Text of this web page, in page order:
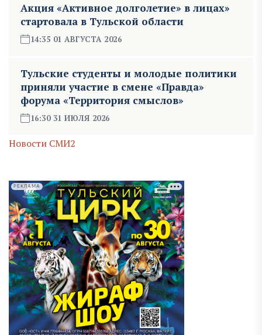
Акция «Активное долголетие» в лицах»
стартовала в Тульской области
14:35 01 АВГУСТА 2026
Тульские студенты и молодые политики
приняли участие в смене «Правда»
форума «Территория смыслов»
16:30 31 ИЮЛЯ 2026
Новости СМИ2
РЕКЛАМА